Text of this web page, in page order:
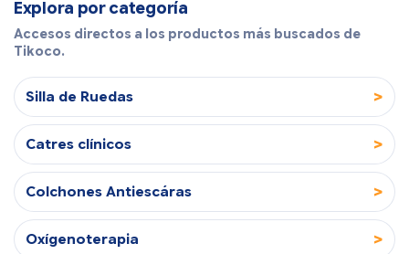
Explora por categoría
Accesos directos a los productos más buscados de
Tikoco.
Silla de Ruedas >
Catres clínicos >
Colchones Antiescáras >
Oxígenoterapia >